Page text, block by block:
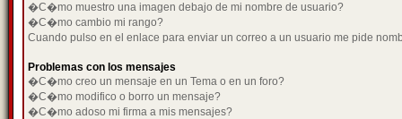
�C�mo muestro una imagen debajo de mi nombre de usuario?
�C�mo cambio mi rango?
Cuando pulso en el enlace para enviar un correo a un usuario me pide
Problemas con los mensajes
�C�mo creo un mensaje en un Tema o en un foro?
�C�mo modifico o borro un mensaje?
�C�mo adoso mi firma a mis mensajes?